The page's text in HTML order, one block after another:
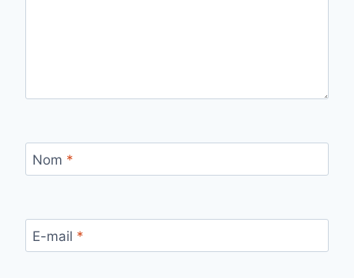
Nom *
E-mail *